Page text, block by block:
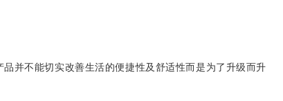
并不能切实改善生活的便捷性及舒适性而是为了升级而升